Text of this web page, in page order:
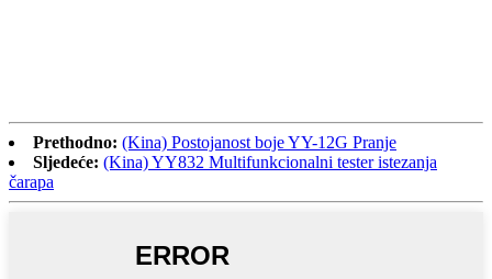
Prethodno: (Kina) Postojanost boje YY-12G Pranje
Sljedeće: (Kina) YY832 Multifunkcionalni tester istezanja
čarapa